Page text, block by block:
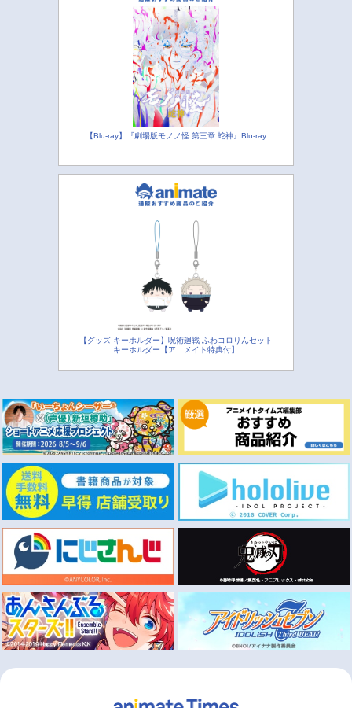
【Blu-ray】『劇場版モノノ怪 第三章 蛇神』Blu-ray
【グッズ-キーホルダー】呪術廻戦 ふわコロりんセット
キーホルダー【アニメイト特典付】